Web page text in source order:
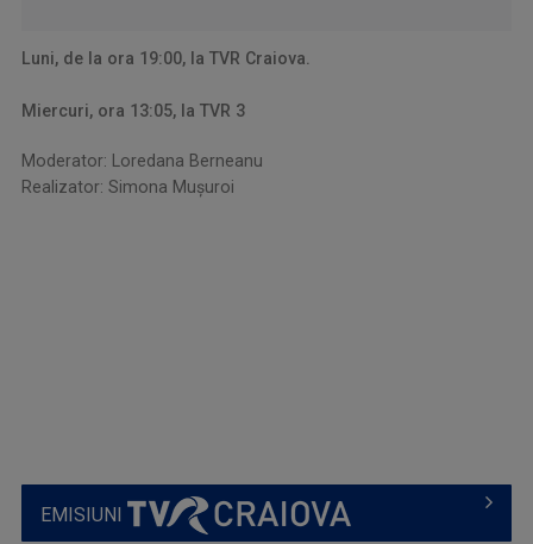
Luni, de la ora 19:00, la TVR Craiova.
Miercuri, ora 13:05, la TVR 3
Moderator: Loredana Berneanu
Realizator: Simona Mușuroi
EMISIUNI